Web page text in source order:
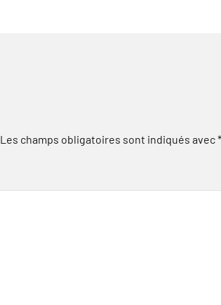
Les champs obligatoires sont indiqués avec*